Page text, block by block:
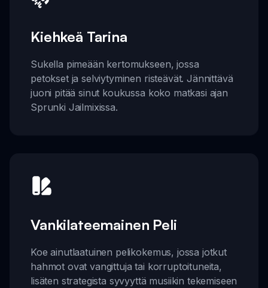
Kiehkeä Tarina
Sukella pimeään kertomukseen, jossa
petokset ja selviytyminen risteävät. Jännittävä
juoni pitää sinut koukussa koko matkasi ajan
Sprunki Jailmixissa.
Vankilateemainen Peli
Koe ainutlaatuinen pelikokemus, jossa jotkut
hahmot ovat vangittuja tai korruptoituneita,
lisäten strategista syvyyttä musiikin tekemiseen